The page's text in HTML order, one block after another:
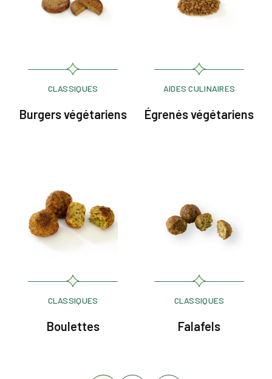
CLASSIQUES
Burgers végétariens
AIDES CULINAIRES
Égrenés végétariens
CLASSIQUES
Boulettes
CLASSIQUES
Falafels